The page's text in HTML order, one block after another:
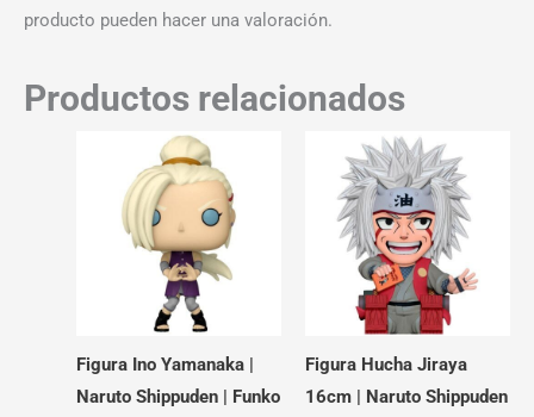
producto pueden hacer una valoración.
Productos relacionados
Figura Ino Yamanaka |
Naruto Shippuden | Funko
Figura Hucha Jiraya
16cm | Naruto Shippuden